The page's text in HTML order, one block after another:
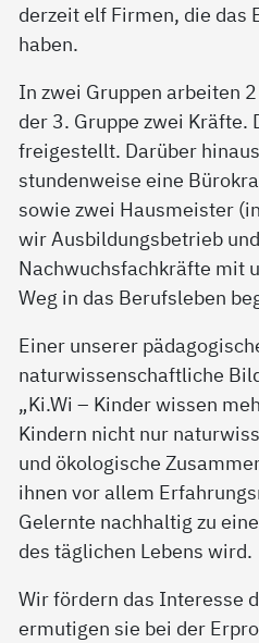
derzeit elf Firmen, die das
haben.
In zwei Gruppen arbeiten
der 3. Gruppe zwei Kräfte.
freigestellt. Darüber
stundenweise eine
sowie zwei Hausmeister
wir Ausbildungsbetrieb
Nachwuchsfachkräfte mit
Weg in das Berufsleben
Einer unserer
naturwissenschaftliche
„Ki.Wi – Kinder wissen
Kindern nicht nur
und ökologische
ihnen vor allem
Gelernte nachhaltig zu
des täglichen Lebens wird.
Wir fördern das Interesse
ermutigen sie bei der